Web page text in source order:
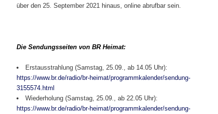
über den 25. September 2021 hinaus, online abrufbar sein.
Die Sendungsseiten von BR Heimat:
Erstausstrahlung (Samstag, 25.09., ab 14.05 Uhr):
https://www.br.de/radio/br-heimat/programmkalender/sendung-
3155574.html
Wiederholung (Samstag, 25.09., ab 22.05 Uhr):
https://www.br.de/radio/br-heimat/programmkalender/sendung-